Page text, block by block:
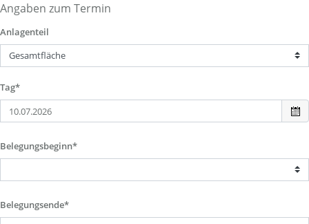
Angaben zum Termin
Anlagenteil
Tag*
Belegungsbeginn*
Belegungsende*